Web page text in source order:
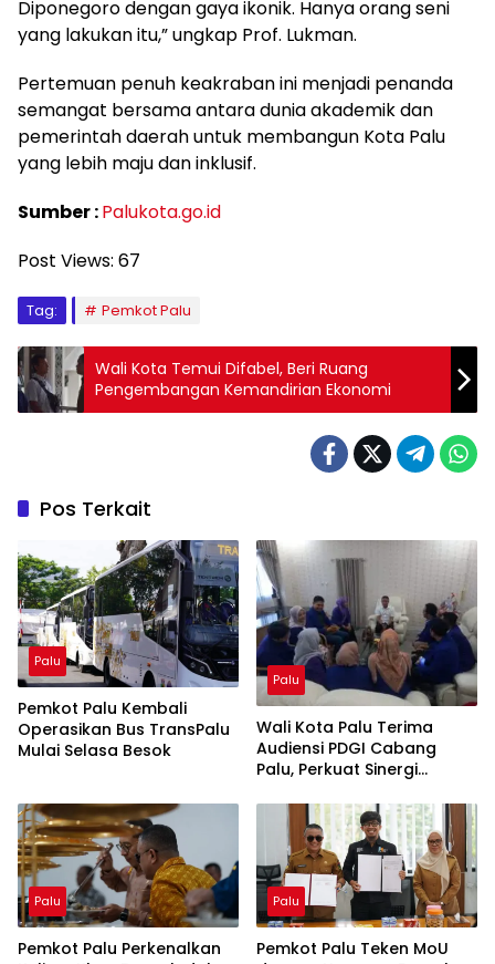
Diponegoro dengan gaya ikonik. Hanya orang seni
yang lakukan itu,” ungkap Prof. Lukman.
Pertemuan penuh keakraban ini menjadi penanda
semangat bersama antara dunia akademik dan
pemerintah daerah untuk membangun Kota Palu
yang lebih maju dan inklusif.
Sumber :Palukota.go.id
Post Views: 67
Tag: Pemkot Palu
Wali Kota Temui Difabel, Beri Ruang
Pengembangan Kemandirian Ekonomi
Pos Terkait
Palu
Pemkot Palu Kembali
Operasikan Bus TransPalu
Mulai Selasa Besok
Palu
Wali Kota Palu Terima
Audiensi PDGI Cabang
Palu, Perkuat Sinergi
dan Mulut
Palu
Pemkot Palu Perkenalkan
Palu
Pemkot Palu Teken MoU